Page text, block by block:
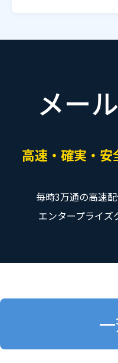
メー
高速・確実・
毎時3万通の高速
エンタープライズ